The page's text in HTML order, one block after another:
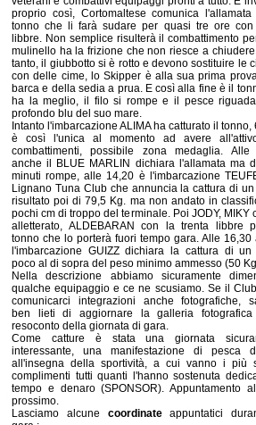
proprio così, Cortomaltese comunica
tonno che li farà sudare per quasi tre ore
libbre. Non semplice risulterà il combattimento
mulinello ha la frizione che non riesce a
tanto, il giubbotto si è rotto e devono sostituire le
con delle cime, lo Skipper è alla sua prima
barca e della sedia a prua. E così alla fine è il
ha la meglio, il filo si rompe e il pesce
profondo blu del suo mare.
Intanto l'imbarcazione ALIMA ha catturato il tonno,
è così l'unica al momento ad avere
combattimenti, possibile zona medaglia. Alle
anche il BLUE MARLIN dichiara l'allamata ma
minuti rompe, alle 14,20 è l'imbarcazione
Lignano Tuna Club che annuncia la cattura di
risultato poi di 79,5 Kg. ma non andato in
pochi cm di troppo del terminale. Poi JODY, MIKY
alletterato, ALDEBARAN con la trenta libbre
tonno che lo porterà fuori tempo gara. Alle 16,30
l'imbarcazione GUIZZ dichiara la cattura di un
poco al di sopra del peso minimo ammesso (50
Nella descrizione abbiamo sicuramente
qualche equipaggio e ce ne scusiamo. Se il
comunicarci integrazioni anche fotografiche,
ben lieti di aggiornare la galleria
resoconto della giornata di gara.
Come catture è stata una giornata
interessante, una manifestazione di pesca
all'insegna della sportività, a cui vanno i più
complimenti tutti quanti l'hanno sostenuta
tempo e denaro (SPONSOR). Appuntamento
prossimo.
Lasciamo alcune coordinateappuntatici